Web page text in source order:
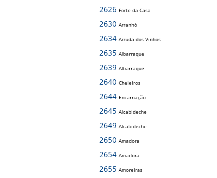
2626 Forte da Casa
2630 Arranhó
2634 Arruda dos Vinhos
2635 Albarraque
2639 Albarraque
2640 Cheleiros
2644 Encarnação
2645 Alcabideche
2649 Alcabideche
2650 Amadora
2654 Amadora
2655 Amoreiras